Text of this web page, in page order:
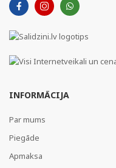
INFORMĀCIJA
Par mums
Piegāde
Apmaksa